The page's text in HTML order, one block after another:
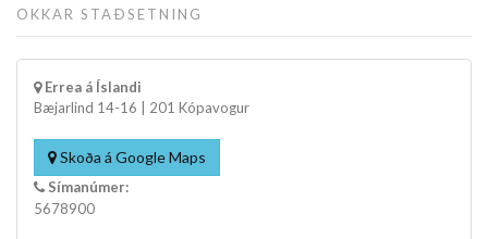
OKKAR STAÐSETNING
Errea á Íslandi
Bæjarlind 14-16 | 201 Kópavogur
Skoða á Google Maps
Símanúmer:
5678900